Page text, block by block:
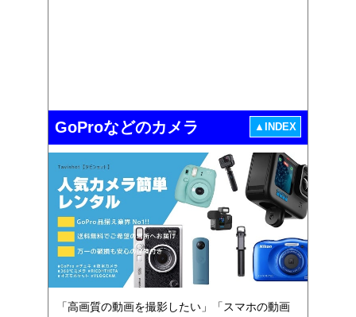
GoProなどのカメラ ▲INDEX
「高画質の動画を撮影したい」「スマホの動画